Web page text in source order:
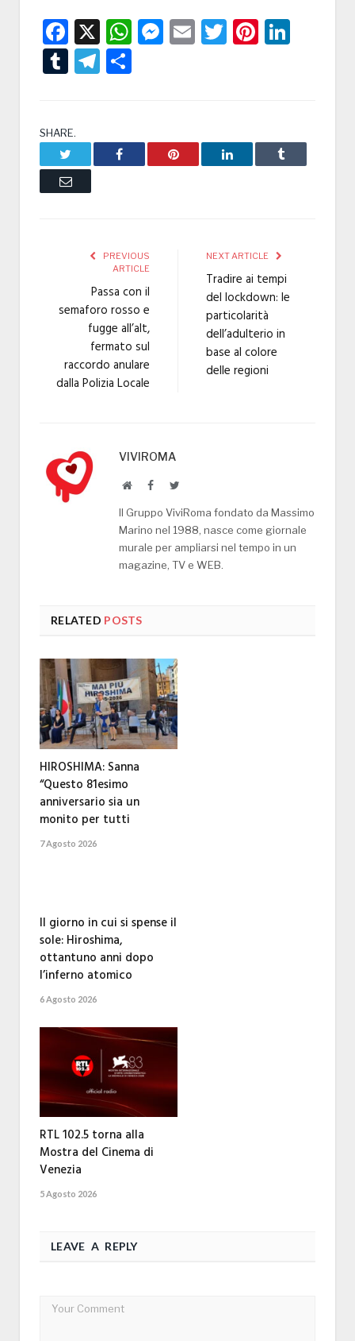
Facebook
X WhatsApp
Messenger
EmailTwitter
TumblrTelegram
SHARE.
Facebook Pinterest LinkedIn Tumblr
Email
PREVIOUS
ARTICLE
Passa con il
semaforo rosso e
fugge all’alt,
fermato sul
raccordo anulare
dalla Polizia Locale
NEXT ARTICLE
Tradire ai tempi
del lockdown: le
particolarità
dell’adulterio in
base al colore
delle regioni
VIVIROMA
WebsiteFacebookTwitter
Il Gruppo ViviRoma fondato da Massimo
Marino nel 1988, nasce come giornale
murale per ampliarsi nel tempo in un
magazine, TV e WEB.
RELATED POSTS
HIROSHIMA: Sanna
“Questo 81esimo
anniversario sia un
monito per tutti
7 Agosto 2026
Il giorno in cui si spense il
sole: Hiroshima,
ottantuno anni dopo
l’inferno atomico
6 Agosto 2026
RTL 102.5 torna alla
Mostra del Cinema di
Venezia
5 Agosto 2026
LEAVE A REPLY